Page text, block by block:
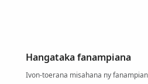
Hangataka fanampiana
Ivon-toerana misahana ny